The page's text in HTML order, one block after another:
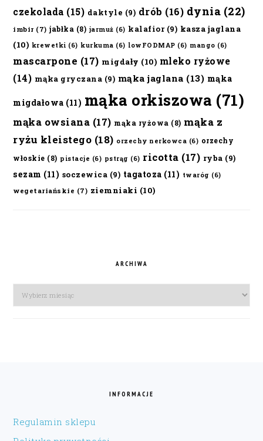
czekolada (15) daktyle (9) drób (16) dynia (22)
imbir (7) jabłka (8) jarmuż (6) kalafior(9) kasza jaglana
(10) krewetki (6) kurkuma (6) lowFODMAP (6) mango (6)
mascarpone (17) migdały (10) mleko ryżowe
(14) mąka gryczana (9) mąka jaglana (13) mąka
migdałowa (11) mąka orkiszowa (71)
mąka owsiana (17) mąka ryżowa (8) mąka z
ryżu kleistego (18) orzechy nerkowca (6) orzechy
włoskie (8) pistacje (6) pstrąg (6) ricotta (17) ryba (9)
sezam (11) soczewica (9) tagatoza (11) twaróg (6)
wegetariańskie (7) ziemniaki (10)
ARCHIWA
Archiwa
INFORMACJE
Regulamin sklepu